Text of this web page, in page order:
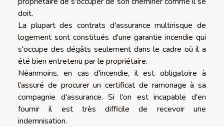
doit.
La plupart des contrats d'assurance multirisque de
logement sont constitués d'une garantie incendie qui
s'occupe des dégâts seulement dans le cadre où il a
été bien entretenu par le propriétaire.
Néanmoins, en cas d'incendie, il est obligatoire à
l'assuré de procurer un certificat de ramonage à sa
compagnie d'assurance. Si l'on est incapable d'en
fournir il est très difficile de recevoir une
indemnisation.